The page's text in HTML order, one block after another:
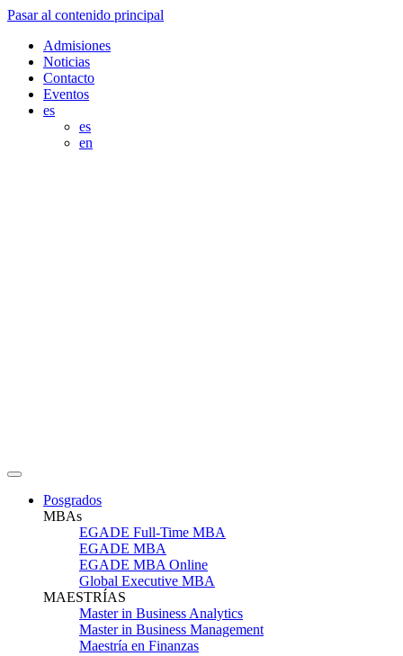
Pasar al contenido principal
Admisiones
Noticias
Contacto
Eventos
es
es
en
Posgrados
MBAs
EGADE Full-Time MBA
EGADE MBA
EGADE MBA Online
Global Executive MBA
MAESTRÍAS
Master in Business Analytics
Master in Business Management
Maestría en Finanzas